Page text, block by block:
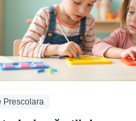
Prescolara